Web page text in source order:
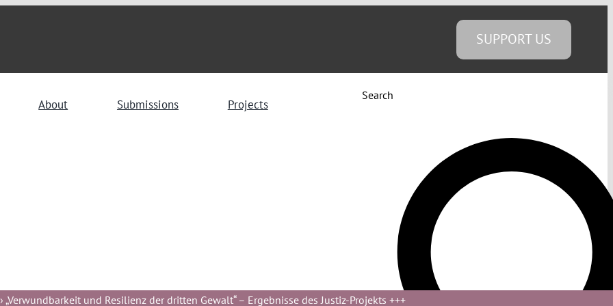
SUPPORT US
About Submissions Projects
Search
„Verwundbarkeit und Resilienz der dritten Gewalt“ – Ergebnisse des Justiz-Projekts +++